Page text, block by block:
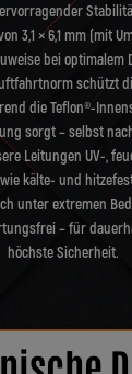
3,1 × 6,1 mm (mit
bei optimalem
schützt
die Teflon®-
sorgt – selbst
Leitungen UV-,
kälte- und hitzefest
unter extremen
– für
höchste Sicherheit.